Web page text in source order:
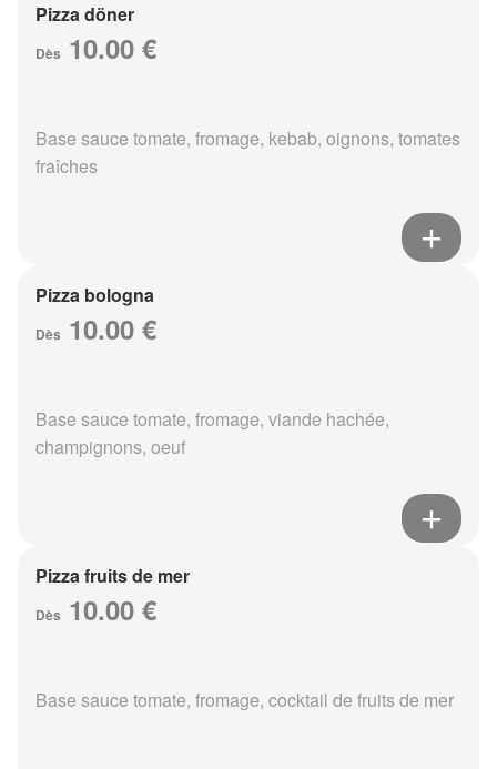
Pizza döner
Dès 10.00 €
Base sauce tomate, fromage, kebab, oignons, tomates
fraîches
Pizza bologna
Dès 10.00 €
Base sauce tomate, fromage, viande hachée,
champignons, oeuf
Pizza fruits de mer
Dès 10.00 €
Base sauce tomate, fromage, cocktail de fruits de mer